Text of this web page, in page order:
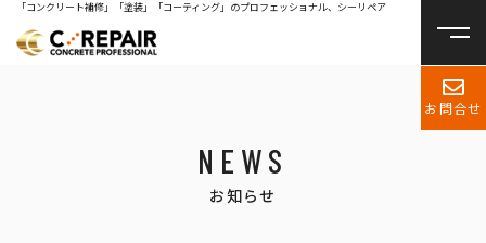
「コンクリート補修」「塗装」「コーティング」のプロフェッショナル、シーリペア
お問合せ
NEWS
お知らせ